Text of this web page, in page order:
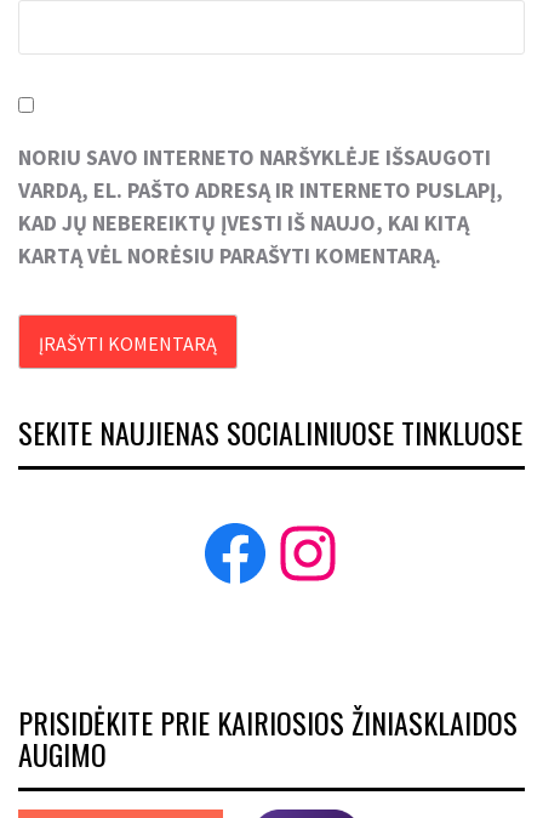
NORIU SAVO INTERNETO NARŠYKLĖJE IŠSAUGOTI
VARDĄ, EL. PAŠTO ADRESĄ IR INTERNETO PUSLAPĮ,
KAD JŲ NEBEREIKTŲ ĮVESTI IŠ NAUJO, KAI KITĄ
KARTĄ VĖL NORĖSIU PARAŠYTI KOMENTARĄ.
SEKITE NAUJIENAS SOCIALINIUOSE TINKLUOSE
Facebook
Instagram
PRISIDĖKITE PRIE KAIRIOSIOS ŽINIASKLAIDOS
AUGIMO